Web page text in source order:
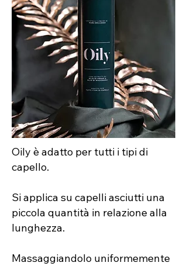
Oily è adatto per tutti i tipi di
capello.
Si applica su capelli asciutti una
piccola quantità in relazione alla
lunghezza.
Massaggiandolo uniformemente